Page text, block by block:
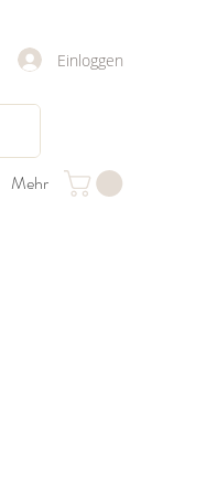
Einloggen
Mehr